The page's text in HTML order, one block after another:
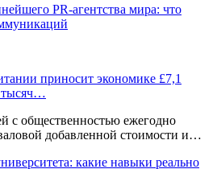
PR-агентства мира: что
приносит экономике £7,1
тысяч…
с общественностью ежегодно
добавленной стоимости и…
какие навыки реально